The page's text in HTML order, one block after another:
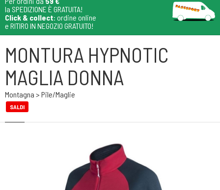
la SPEDIZIONE È GRATUITA!
Click & collect: ordine online
e RITIRO IN NEGOZIO GRATUITO!
MONTURA HYPNOTIC
MAGLIA DONNA
Montagna > Pile/maglie
SALDI